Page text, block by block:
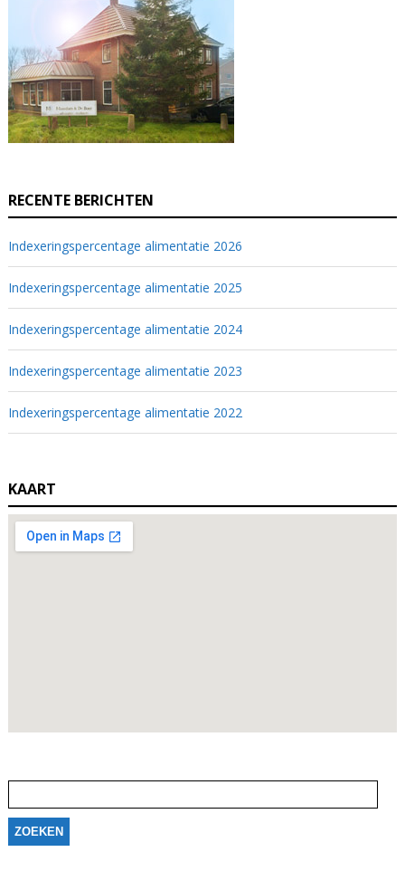
RECENTE BERICHTEN
Indexeringspercentage alimentatie 2026
Indexeringspercentage alimentatie 2025
Indexeringspercentage alimentatie 2024
Indexeringspercentage alimentatie 2023
Indexeringspercentage alimentatie 2022
KAART
naar: